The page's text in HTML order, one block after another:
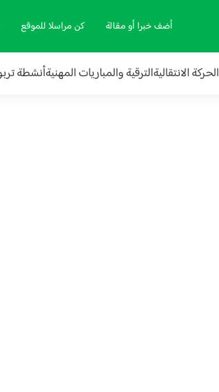
أضف خبرا أو مقالة كن مراسلا للموقع
الحركة الانتقاليةالترقية والمباريات المهنيةأنشطة